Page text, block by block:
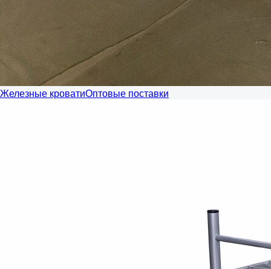
Железные кроватиОптовые поставки